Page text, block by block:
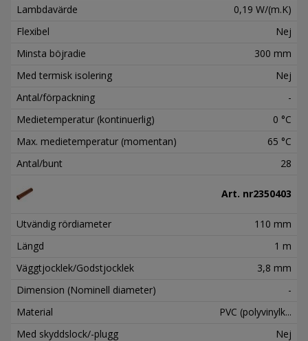
Lambdavärde
0,19 W/(m.K)
Flexibel
Nej
Minsta böjradie
300 mm
Med termisk isolering
Nej
Antal/förpackning
-
Medietemperatur (kontinuerlig)
0 °C
Max. medietemperatur (momentan)
65 °C
Antal/bunt
28
Art. nr2350403
Utvändig rördiameter
110 mm
Längd
1 m
Väggtjocklek/Godstjocklek
3,8 mm
Dimension (Nominell diameter)
-
Material
PVC (polyvinylk...
Med skyddslock/-plugg
Nej